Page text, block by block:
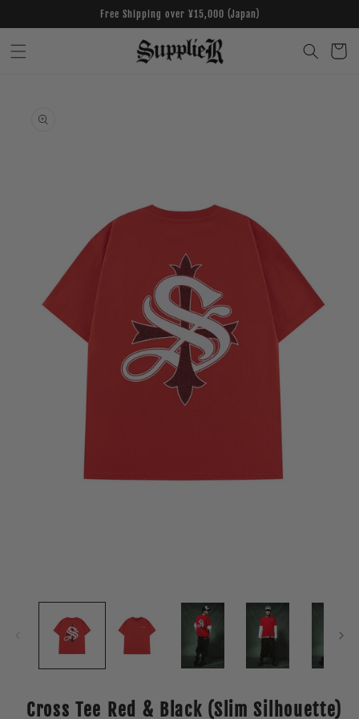
content
Free Shipping over ¥15,000 (Japan)
Cart
product
information
media
Cross Tee Red & Black (Slim Silhouette)